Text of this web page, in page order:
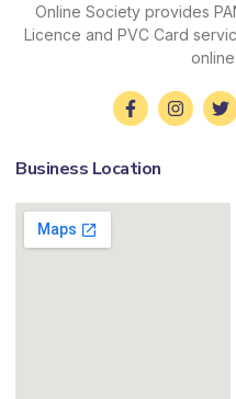
Online Society provides
Licence and PVC Card
Business Location